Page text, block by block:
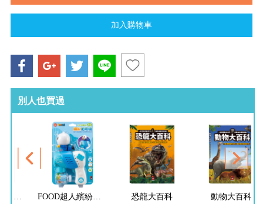
別人也買過
恐龍大百科
動物大百科